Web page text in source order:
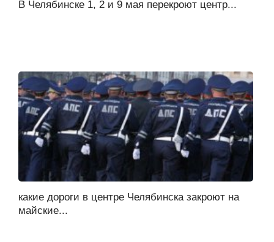
В Челябинске 1, 2 и 9 мая перекроют центр...
какие дороги в центре Челябинска закроют на
майские...